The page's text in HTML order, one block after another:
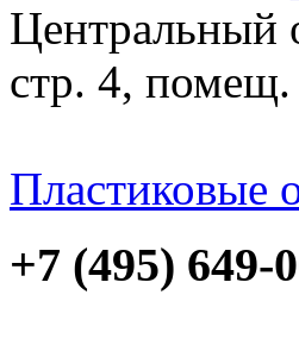
Центральный
стр. 4,
Пластиковые
+7 (495) 649-